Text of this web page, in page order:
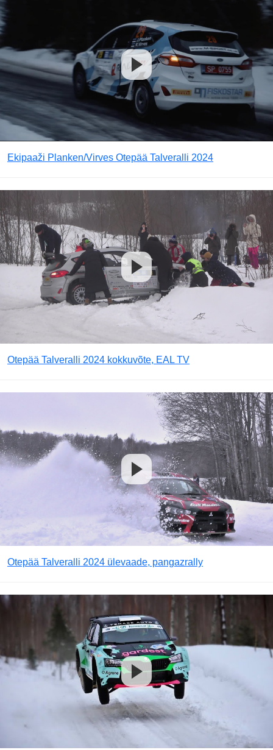
Ekipaaži Planken/Virves Otepää Talveralli 2024
Otepää Talveralli 2024 kokkuvõte, EAL TV
Otepää Talveralli 2024 ülevaade, pangazrally